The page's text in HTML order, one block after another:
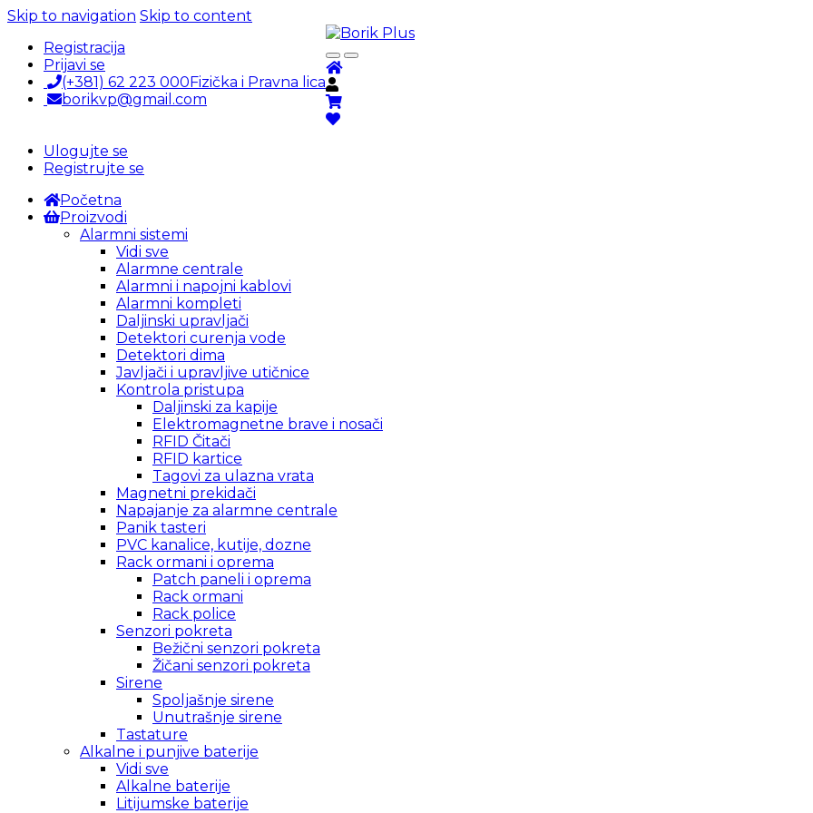
Skip to navigation Skip to content
Registracija
Prijavi se
(+381) 62 223 000Fizička i Pravna lica
borikvp@gmail.com
Ulogujte se
Registrujte se
Početna
Proizvodi
Alarmni sistemi
Vidi sve
Alarmne centrale
Alarmni i napojni kablovi
Alarmni kompleti
Daljinski upravljači
Detektori curenja vode
Detektori dima
Javljači i upravljive utičnice
Kontrola pristupa
Daljinski za kapije
Elektromagnetne brave i nosači
RFID Čitači
RFID kartice
Tagovi za ulazna vrata
Magnetni prekidači
Napajanje za alarmne centrale
Panik tasteri
PVC kanalice, kutije, dozne
Rack ormani i oprema
Patch paneli i oprema
Rack ormani
Rack police
Senzori pokreta
Bežični senzori pokreta
Žičani senzori pokreta
Sirene
Spoljašnje sirene
Unutrašnje sirene
Tastature
Alkalne i punjive baterije
Vidi sve
Alkalne baterije
Litijumske baterije